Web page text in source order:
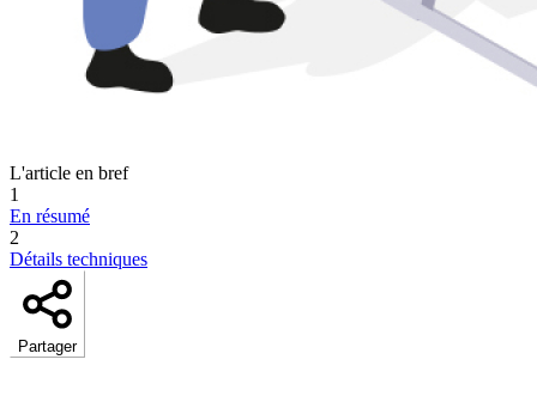
L'article en bref
1
En résumé
2
Détails techniques
Partager